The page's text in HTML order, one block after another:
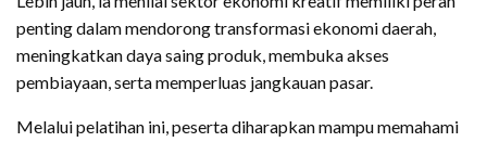
penting dalam mendorong transformasi ekonomi daerah,
meningkatkan daya saing produk, membuka akses
pembiayaan, serta memperluas jangkauan pasar.
Melalui pelatihan ini, peserta diharapkan mampu memahami